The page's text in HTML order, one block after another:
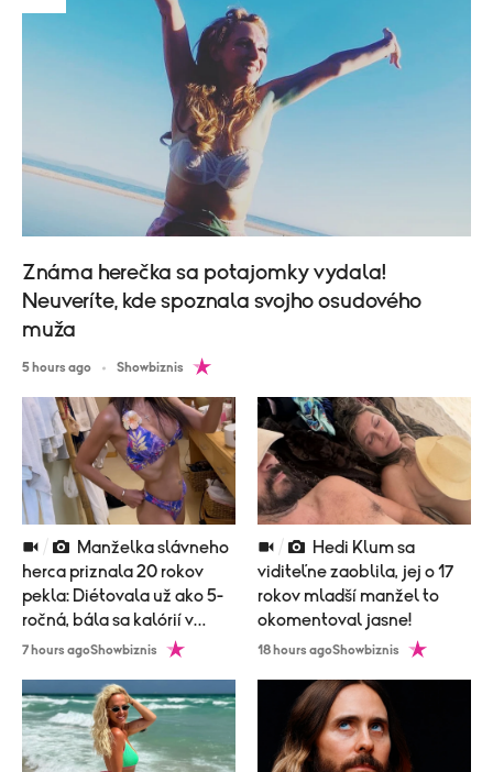
Známa herečka sa potajomky vydala!
Neuveríte, kde spoznala svojho osudového
muža
5 hours ago Showbiznis
herca priznala 20 rokov
pekla: Diétovala už ako 5-
ročná, bála sa kalórií v
zubnej paste!
7 hours agoShowbiznis
viditeľne zaoblila, jej o 17
rokov mladší manžel to
okomentoval jasne!
18 hours agoShowbiznis